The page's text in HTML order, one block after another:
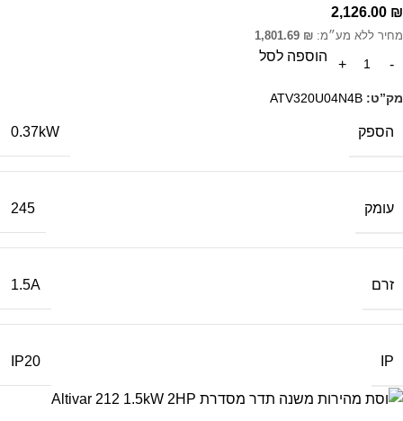
2,126.00 ₪
מחיר ללא מע״מ: 1,801.69 ₪
הוספה לסל
מק”ט: ATV320U04N4B
הספק 0.37kW
עומק 245
זרם 1.5A
IP
IP20